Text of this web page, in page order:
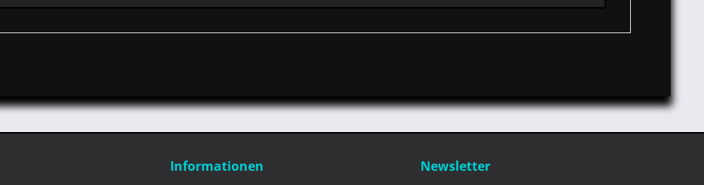
Informationen Newsletter